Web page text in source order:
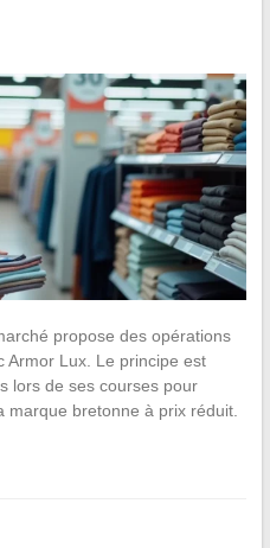
propose des opérations
Armor Lux. Le principe est
lors de ses courses pour
marque bretonne à prix réduit.